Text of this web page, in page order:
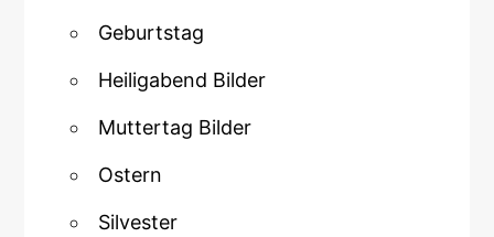
Geburtstag
Heiligabend Bilder
Muttertag Bilder
Ostern
Silvester